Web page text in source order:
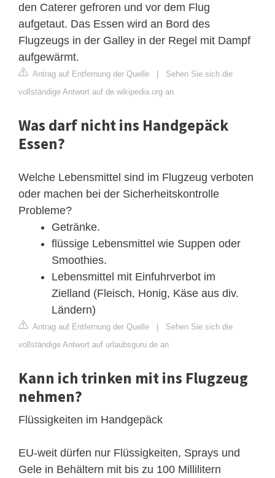
den Caterer gefroren und vor dem Flug
aufgetaut. Das Essen wird an Bord des
Flugzeugs in der Galley in der Regel mit Dampf
aufgewärmt.
Antrag auf Entfernung der Quelle | Sehen Sie sich die
vollständige Antwort auf de.wikipedia.org an
Was darf nicht ins Handgepäck
Essen?
Welche Lebensmittel sind im Flugzeug verboten
oder machen bei der Sicherheitskontrolle
Probleme?
Getränke.
flüssige Lebensmittel wie Suppen oder
Smoothies.
Lebensmittel mit Einfuhrverbot im
Zielland (Fleisch, Honig, Käse aus div.
Ländern)
Antrag auf Entfernung der Quelle | Sehen Sie sich die
vollständige Antwort auf urlaubsguru.de an
Kann ich trinken mit ins Flugzeug
nehmen?
Flüssigkeiten im Handgepäck
EU-weit dürfen nur Flüssigkeiten, Sprays und
Gele in Behältern mit bis zu 100 Millilitern